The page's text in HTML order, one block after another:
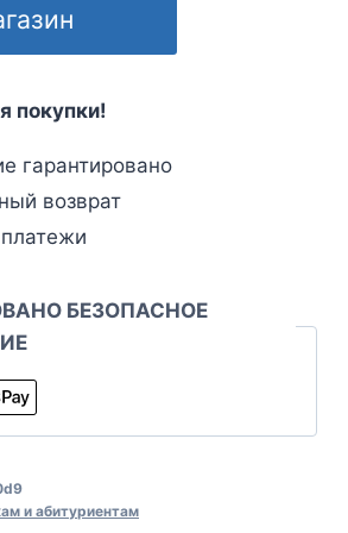
покупки!
гарантировано
возврат
БЕЗОПАСНОЕ
и абитуриентам